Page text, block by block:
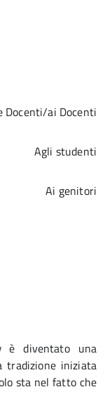
Docenti/ai Docenti
Agli studenti
Ai genitori
è diventato una
tradizione iniziata
sta nel fatto che